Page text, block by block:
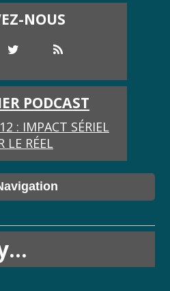
NOUS
PODCAST
: IMPACT SÉRIEL
LE RÉEL